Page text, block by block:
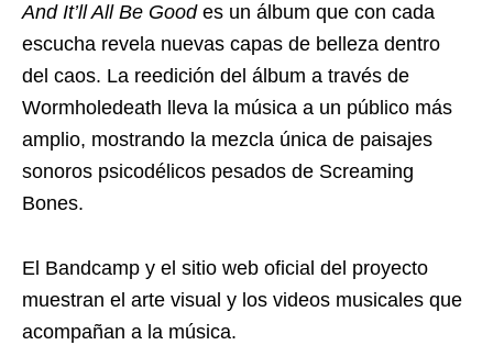
And It’ll All Be Goodes un álbum que con cada
escucha revela nuevas capas de belleza dentro
del caos. La reedición del álbum a través de
Wormholedeath lleva la música a un público más
amplio, mostrando la mezcla única de paisajes
sonoros psicodélicos pesados ​​de Screaming
Bones.
El Bandcamp y el sitio web oficial del proyecto
muestran el arte visual y los videos musicales que
acompañan a la música.